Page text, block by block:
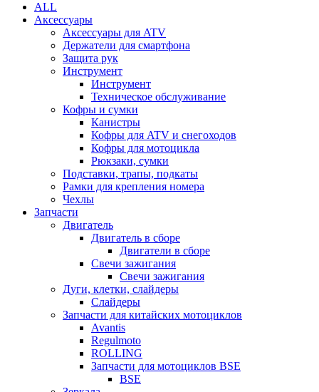
ALL
Аксессуары
Аксессуары для ATV
Держатели для смартфона
Защита рук
Инструмент
Инструмент
Техническое обслуживание
Кофры и сумки
Канистры
Кофры для ATV и снегоходов
Кофры для мотоцикла
Рюкзаки, сумки
Подставки, трапы, подкаты
Рамки для крепления номера
Чехлы
Запчасти
Двигатель
Двигатель в сборе
Двигатели в сборе
Свечи зажигания
Свечи зажигания
Дуги, клетки, слайдеры
Слайдеры
Запчасти для китайских мотоциклов
Avantis
Regulmoto
ROLLING
Запчасти для мотоциклов BSE
BSE